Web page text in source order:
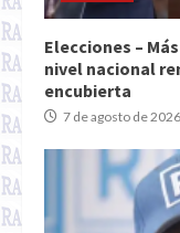
Elecciones –
nivel nacional
encubierta
7 de agosto de 2026